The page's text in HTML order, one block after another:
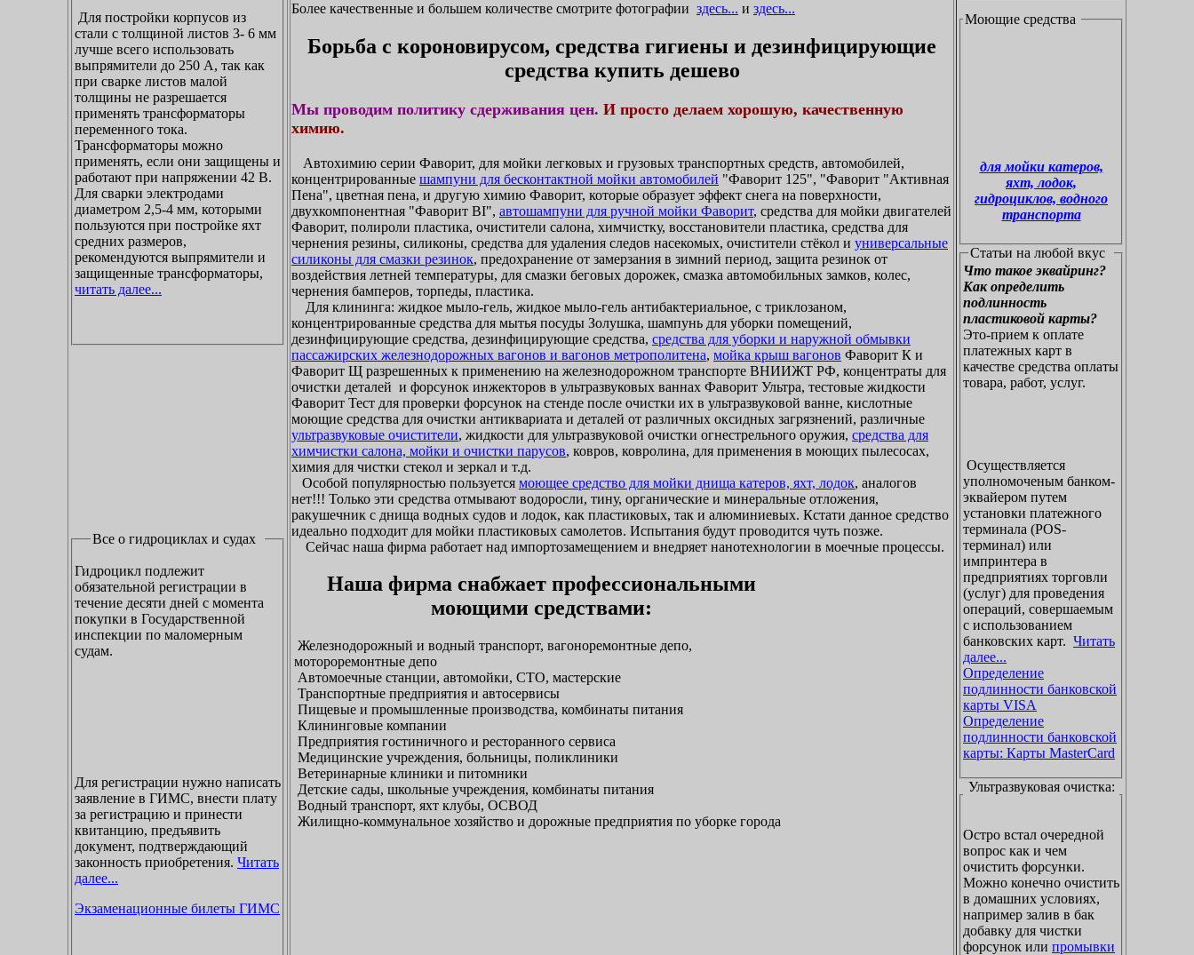
Для постройки корпусов из
стали с толщиной листов 3- 6 мм
лучше всего использовать
выпрямители до 250 А, так как
при сварке листов малой
толщины не разрешается
применять трансформаторы
переменного тока.
Трансформаторы можно
применять, если они защищены и
работают при напряжении 42 В.
Для сварки электродами
диаметром 2,5-4 мм, которыми
пользуются при постройке яхт
средних размеров,
рекомендуются выпрямители и
защищенные трансформаторы,
читать далее...
Все о гидроциклах и судах
Гидроцикл подлежит
обязательной регистрации в
течение десяти дней с момента
покупки в Государственной
инспекции по маломерным
судам.
Для регистрации нужно написать
заявление в ГИМС, внести плату
за регистрацию и принести
квитанцию, предъявить
документ, подтверждающий
законность приобретения. Читать
далее...
Экзаменационные билеты ГИМС
Более качественные и большем количестве смотрите фотографии здесь... и здесь...
Борьба с короновирусом, средства гигиены и дезинфицирующие
средства купить дешево
Мы проводим политику сдерживания цен. И просто делаем хорошую, качественную
химию.
Автохимию серии Фаворит, для мойки легковых и грузовых транспортных средств, автомобилей,
концентрированные шампуни для бесконтактной мойки автомобилей "Фаворит 125", "Фаворит "Активная
Пена", цветная пена, и другую химию Фаворит, которые образует эффект снега на поверхности,
двухкомпонентная "Фаворит BI", автошампуни для ручной мойки Фаворит, средства для мойки двигателей
Фаворит, полироли пластика, очистители салона, химчистку, восстановители пластика, средства для
чернения резины, силиконы, средства для удаления следов насекомых, очистители стёкол и универсальные
силиконы для смазки резинок, предохранение от замерзания в зимний период, защита резинок от
воздействия летней температуры, для смазки беговых дорожек, смазка автомобильных замков, колес,
чернения бамперов, торпеды, пластика.
Для клининга: жидкое мыло-гель, жидкое мыло-гель антибактериальное, с триклозаном,
концентрированные средства для мытья посуды Золушка, шампунь для уборки помещений,
дезинфицирующие средства, дезинфицирующие средства, средства для уборки и наружной обмывки
пассажирских железнодорожных вагонов и вагонов метрополитена, мойка крыш вагонов Фаворит К и
Фаворит Щ разрешенных к применению на железнодорожном транспорте ВНИИЖТ РФ, концентраты для
очистки деталей и форсунок инжекторов в ультразвуковых ваннах Фаворит Ультра, тестовые жидкости
Фаворит Тест для проверки форсунок на стенде после очистки их в ультразвуковой ванне, кислотные
моющие средства для очистки антиквариата и деталей от различных оксидных загрязнений, различные
ультразвуковые очистители, жидкости для ультразвуковой очистки огнестрельного оружия, средства для
химчистки салона, мойки и очистки парусов, ковров, ковролина, для применения в моющих пылесосах,
химия для чистки стекол и зеркал и т.д.
Особой популярностью пользуется моющее средство для мойки днища катеров, яхт, лодок, аналогов
нет!!! Только эти средства отмывают водоросли, тину, органические и минеральные отложения,
ракушечник с днища водных судов и лодок, как пластиковых, так и алюминиевых. Кстати данное средство
идеально подходит для мойки пластиковых самолетов. Испытания будут проводится чуть позже.
Сейчас наша фирма работает над импортозамещением и внедряет нанотехнологии в моечные процессы.
Наша фирма снабжает профессиональными
моющими средствами:
Железнодорожный и водный транспорт, вагоноремонтные депо,
мотороремонтные депо
Автомоечные станции, автомойки, СТО, мастерские
Транспортные предприятия и автосервисы
Пищевые и промышленные производства, комбинаты питания
Клининговые компании
Предприятия гостиничного и ресторанного сервиса
Медицинские учреждения, больницы, поликлиники
Ветеринарные клиники и питомники
Детские сады, школьные учреждения, комбинаты питания
Водный транспорт, яхт клубы, ОСВОД
Жилищно-коммунальное хозяйство и дорожные предприятия по уборке города
Моющие средства
для мойки катеров,
яхт, лодок,
гидроциклов, водного
транспорта
Статьи на любой вкус
Что такое эквайринг?
Как определить
подлинность
пластиковой карты?
Это-прием к оплате
платежных карт в
качестве средства оплаты
товара, работ, услуг.
Осуществляется
уполномоченым банком-
эквайером путем
установки платежного
терминала (POS-
терминал) или
импринтера в
предприятиях торговли
(услуг) для проведения
операций, совершаемым
с использованием
банковских карт. Читать
далее...
Определение
подлинности банковской
карты VISA
Определение
подлинности банковской
карты: Карты MasterCard
Ультразвуковая очистка:
Остро встал очередной
вопрос как и чем
очистить форсунки.
Можно конечно очистить
в домашних условиях,
например залив в бак
добавку для чистки
форсунок или промывки